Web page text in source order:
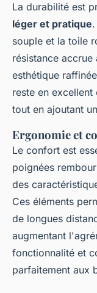
La durabilité est
léger et pratique
souple et la toile
résistance accrue
esthétique
reste en
tout en ajoutant
Ergonomie et
Le confort est
poignées
des
Ces éléments
de longues
augmentant
fonctionnalité et
parfaitement aux